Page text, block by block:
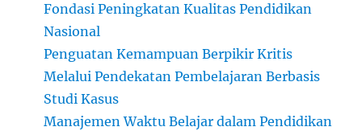
Fondasi Peningkatan Kualitas Pendidikan
Nasional
Penguatan Kemampuan Berpikir Kritis
Melalui Pendekatan Pembelajaran Berbasis
Studi Kasus
Manajemen Waktu Belajar dalam Pendidikan